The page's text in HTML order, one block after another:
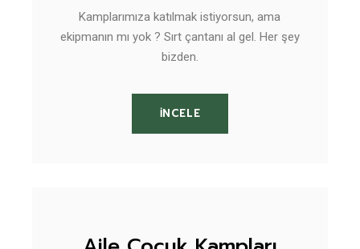
Kamplarımıza katılmak istiyorsun, ama
ekipmanın mı yok ? Sırt çantanı al gel. Her şey
bizden.
İNCELE